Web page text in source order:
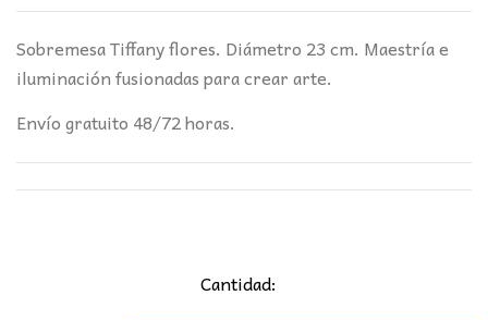
original
era:
135,00€.
actual
es:
74,00€.
Sobremesa Tiffany flores. Diámetro 23 cm. Maestría e
iluminación fusionadas para crear arte.
Envío gratuito 48/72 horas.
Cantidad: